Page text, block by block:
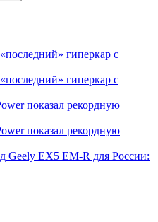
гиперкар с
гиперкар с
показал рекордную
показал рекордную
Geely EX5 EM-R для России: